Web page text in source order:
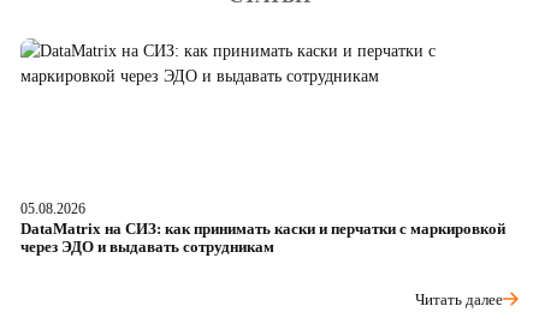
05.08.2026
DataMatrix на СИЗ: как принимать каски и перчатки с маркировкой
через ЭДО и выдавать сотрудникам
Читать далее